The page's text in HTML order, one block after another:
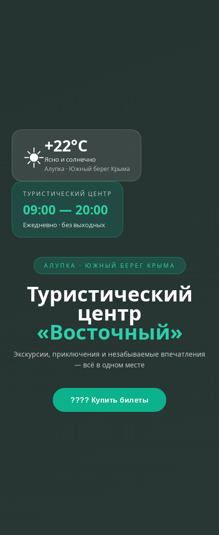
☀️+22°C
Ясно и солнечно
Алупка · Южный берег Крыма
ТУРИСТИЧЕСКИЙ ЦЕНТР
09:00 — 20:00
Ежедневно · без выходных
АЛУПКА · ЮЖНЫЙ БЕРЕГ КРЫМА
Туристический
центр
«Восточный»
Экскурсии, приключения и незабываемые впечатления
— всё в одном месте
???? Купить билеты